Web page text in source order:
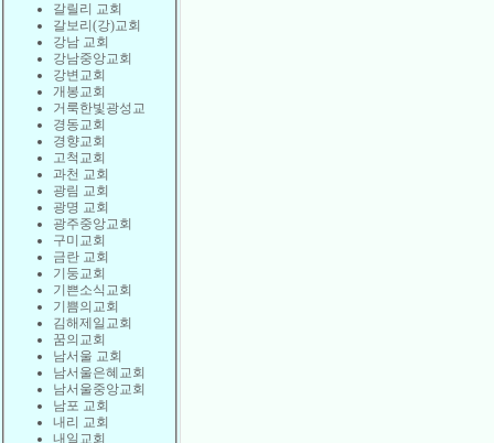
갈릴리 교회
갈보리(강)교회
강남 교회
강남중앙교회
강변교회
개봉교회
거룩한빛광성교
경동교회
경향교회
고척교회
과천 교회
광림 교회
광명 교회
광주중앙교회
구미교회
금란 교회
기둥교회
기쁜소식교회
기쁨의교회
김해제일교회
꿈의교회
남서울 교회
남서울은혜교회
남서울중앙교회
남포 교회
내리 교회
내일교회